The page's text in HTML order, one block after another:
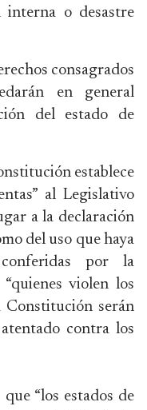
interna o desastre
consagrados
en general
del estado de
establece
al Legislativo
a la declaración
del uso que haya
por la
violen los
Constitución serán
contra los
“los estados de